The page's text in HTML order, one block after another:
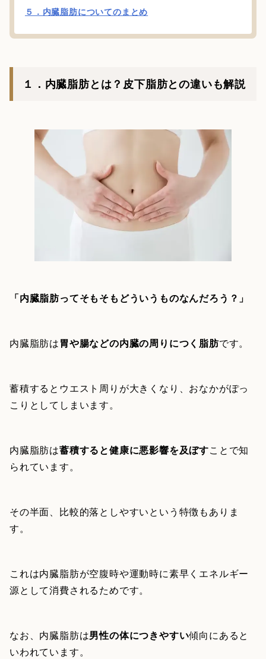
５．内臓脂肪についてのまとめ
１．内臓脂肪とは？皮下脂肪との違いも解説
「内臓脂肪ってそもそもどういうものなんだろう？」
内臓脂肪は胃や腸などの内臓の周りにつく脂肪です。
蓄積するとウエスト周りが大きくなり、おなかがぽっ
こりとしてしまいます。
内臓脂肪は蓄積すると健康に悪影響を及ぼすことで知
られています。
その半面、比較的落としやすいという特徴もありま
す。
これは内臓脂肪が空腹時や運動時に素早くエネルギー
源として消費されるためです。
なお、内臓脂肪は男性の体につきやすい傾向にあると
いわれています。